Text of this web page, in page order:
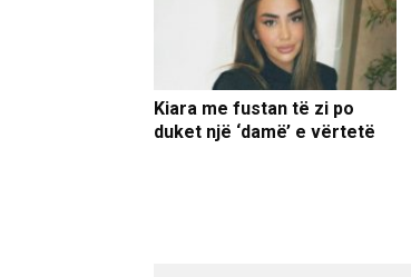
Kiara me fustan të zi po
duket një ‘damë’ e vërtetë